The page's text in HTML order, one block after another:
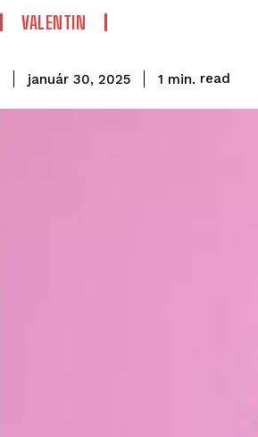
VALENTIN
január 30, 2025 1 min. read